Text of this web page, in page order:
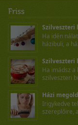
Szilveszteri
Ha idén
házibuli, a
Szilveszteri
Ha imádsz a
szilveszteri
Házi
Irigykedve
szereplőire,